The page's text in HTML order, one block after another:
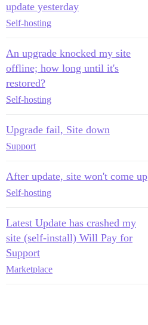
update yesterday
Self-hosting
An upgrade knocked my site
offline; how long until it's
restored?
Self-hosting
Upgrade fail, Site down
Support
After update, site won't come up
Self-hosting
Latest Update has crashed my
site (self-install) Will Pay for
Support
Marketplace